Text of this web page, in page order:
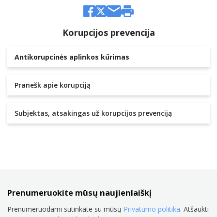
Korupcijos prevencija
Antikorupcinės aplinkos kūrimas
Pranešk apie korupciją
Subjektas, atsakingas už korupcijos prevenciją
Prenumeruokite mūsų naujienlaiškį
Prenumeruodami sutinkate su mūsų Privatumo politika. Atšaukti